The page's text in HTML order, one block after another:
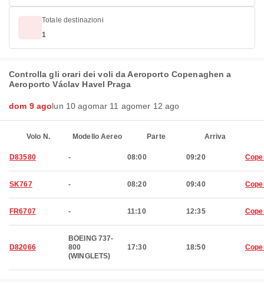
Totale destinazioni
1
Controlla gli orari dei voli da Aeroporto Copenaghen a
Aeroporto Václav Havel Praga
dom 9 agolun 10 agomar 11 agomer 12 ago
Volo N. Modello Aereo Parte Arriva
D83580 - 08:00 09:20
SK767 - 08:20 09:40
FR6707 - 11:10 12:35
D82066
BOEING 737-
800
(WINGLETS)
17:30 18:50